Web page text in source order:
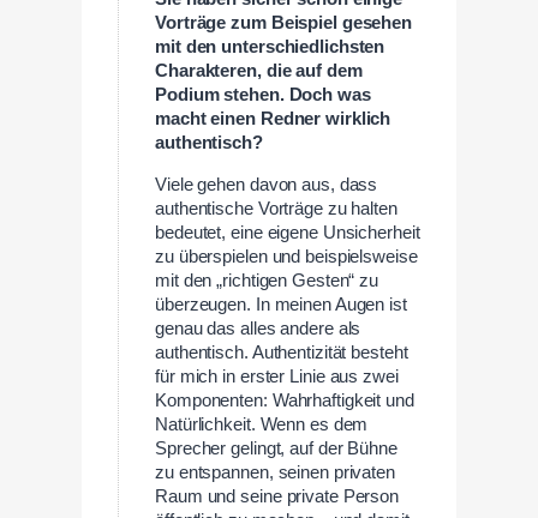
Vorträge zum Beispiel gesehen
mit den unterschiedlichsten
Charakteren, die auf dem
Podium stehen. Doch was
macht einen Redner wirklich
authentisch?
Viele gehen davon aus, dass
authentische Vorträge zu halten
bedeutet, eine eigene Unsicherheit
zu überspielen und beispielsweise
mit den „richtigen Gesten“ zu
überzeugen. In meinen Augen ist
genau das alles andere als
authentisch. Authentizität besteht
für mich in erster Linie aus zwei
Komponenten: Wahrhaftigkeit und
Natürlichkeit. Wenn es dem
Sprecher gelingt, auf der Bühne
zu entspannen, seinen privaten
Raum und seine private Person